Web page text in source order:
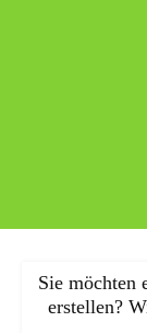
Sie möchten
erstellen?